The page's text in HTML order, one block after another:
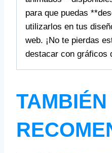
para que puedas
utilizarlos en tus
web. ¡No te pierdas
destacar con gráficos
TAMBIÉN